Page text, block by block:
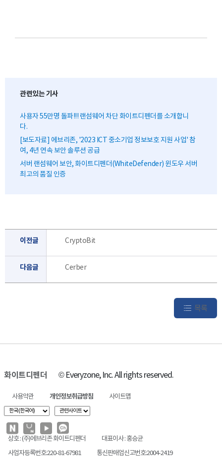
관련있는 기사
사용자 55만명 돌파!!! 랜섬웨어 차단 화이트디펜더를 소개합니
다.
[보도자료] 에브리존, '2023 ICT 중소기업 정보보호 지원 사업' 참
여, 4년 연속 보안 솔루션 공급
서버 랜섬웨어 보안, 화이트디펜더(WhiteDefender) 윈도우 서버
최고의 품질 인증
이전글 CryptoBit
다음글 Cerber
목록
화이트디펜더 © Everyzone, Inc. All rights reserved.
사용약관 개인정보취급방침 사이트맵
상호 : (주)에브리존 화이트디펜더
대표이사 : 홍승균
사업자등록번호:220-81-67981
통신판매업신고번호:2004-2419